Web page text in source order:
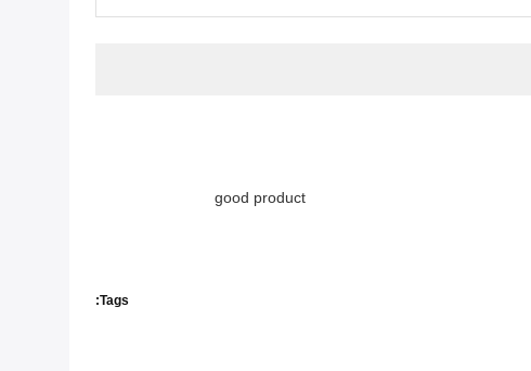
good product
Tags: